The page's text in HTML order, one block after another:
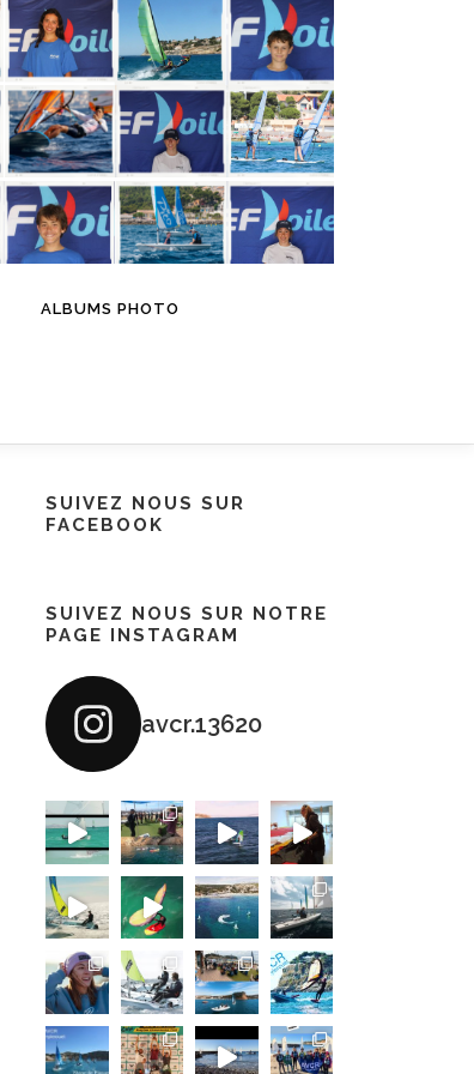
ALBUMS PHOTO
SUIVEZ NOUS SUR
FACEBOOK
SUIVEZ NOUS SUR NOTRE
PAGE INSTAGRAM
avcr.13620